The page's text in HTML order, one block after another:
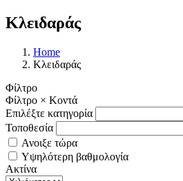
Κλειδαράς
Home
Κλειδαράς
Φίλτρο
Φίλτρο × Κοντά
Επιλέξτε κατηγορία
Τοποθεσία
Ανοιξε τώρα
Υψηλότερη βαθμολογία
Ακτίνα